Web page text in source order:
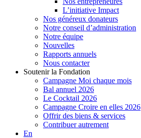
L’initiative Impact
Nos généreux donateurs
Notre conseil d’administration
Notre équipe
Nouvelles
Rapports annuels
Nous contacter
Soutenir la Fondation
Campagne Moi chaque mois
Bal annuel 2026
Le Cocktail 2026
Campagne Croire en elles 2026
Offrir des biens & services
Contribuer autrement
En